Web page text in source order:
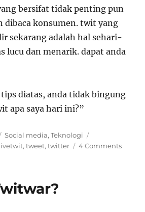
bersifat tidak penting pun
dibaca konsumen. twit yang
sekarang adalah hal sehari-
lucu dan menarik. dapat anda
diatas, anda tidak bingung
apa saya hari ini?”
Categories
Social media,Teknologi
,tweet,twitter 4 Comments